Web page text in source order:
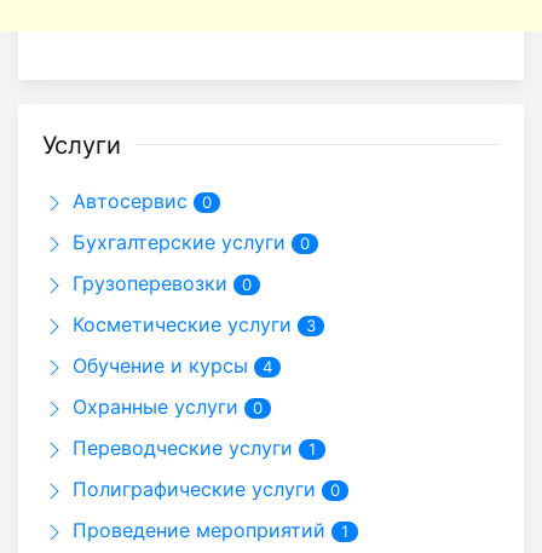
Услуги
Автосервис 0
Бухгалтерские услуги 0
Грузоперевозки 0
Косметические услуги 3
Обучение и курсы 4
Охранные услуги 0
Переводческие услуги 1
Полиграфические услуги 0
Проведение мероприятий 1